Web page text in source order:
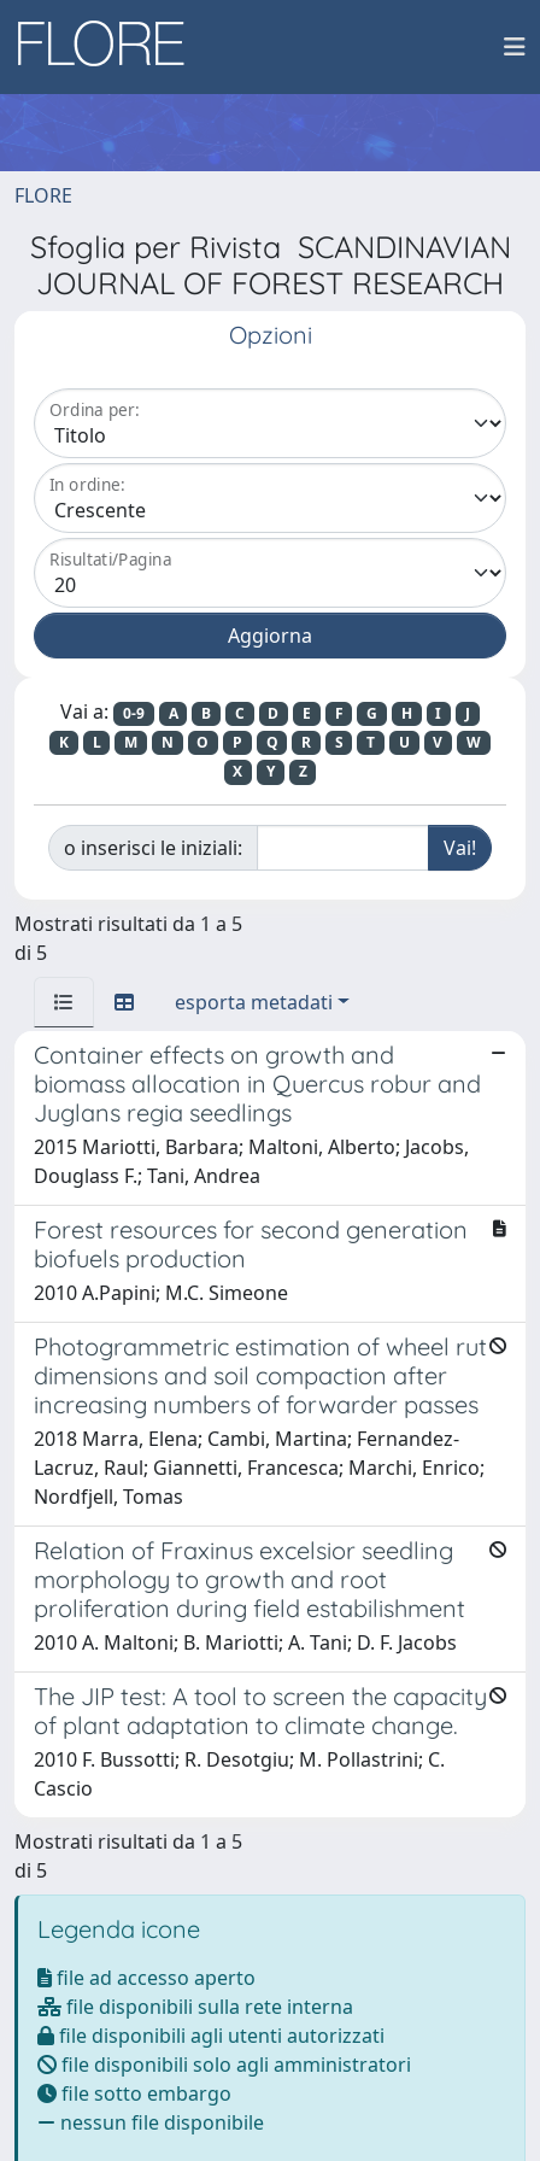
FLORE
Sfoglia per Rivista SCANDINAVIAN
JOURNAL OF FOREST RESEARCH
Opzioni
Ordina per:
In ordine:
Risultati/Pagina
Vai a: 0-9 A B C D E F G H I
J
K
L M N O P Q R S T U V
W
X
Y Z
o inserisci le iniziali:
Mostrati risultati da 1 a 5
di 5
esporta metadati
Container effects on growth and
biomass allocation in Quercus robur and
Juglans regia seedlings
2015 Mariotti, Barbara; Maltoni, Alberto; Jacobs,
Douglass F.; Tani, Andrea
Forest resources for second generation
biofuels production
2010 A.Papini; M.C. Simeone
Photogrammetric estimation of wheel rut
dimensions and soil compaction after
increasing numbers of forwarder passes
2018 Marra, Elena; Cambi, Martina; Fernandez-
Lacruz, Raul; Giannetti, Francesca; Marchi, Enrico;
Nordfjell, Tomas
Relation of Fraxinus excelsior seedling
morphology to growth and root
proliferation during field estabilishment
2010 A. Maltoni; B. Mariotti; A. Tani; D. F. Jacobs
The JIP test: A tool to screen the capacity
of plant adaptation to climate change.
2010 F. Bussotti; R. Desotgiu; M. Pollastrini; C.
Cascio
Mostrati risultati da 1 a 5
di 5
Legenda icone
file ad accesso aperto
file disponibili sulla rete interna
file disponibili agli utenti autorizzati
file disponibili solo agli amministratori
file sotto embargo
nessun file disponibile